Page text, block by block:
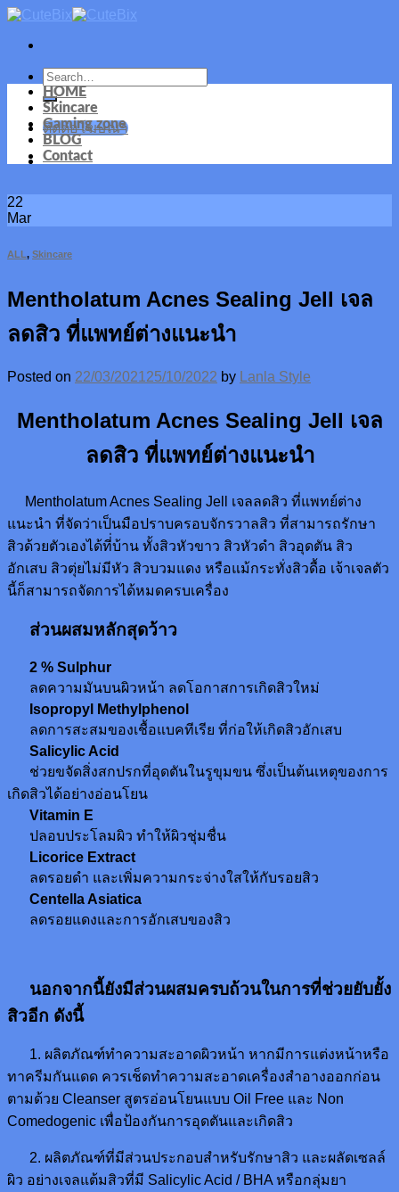
Skip
content
ติดต่อโฆษณา
HOME
Skincare
Gaming zone
BLOG
Contact
22
Mar
ALL, Skincare
Mentholatum Acnes Sealing Jell เจล
ลดสิว ที่แพทย์ต่างแนะนำ
Posted on 22/03/202125/10/2022 by Lanla Style
Mentholatum Acnes Sealing Jell เจล
ลดสิว ที่แพทย์ต่างแนะนำ
Mentholatum Acnes Sealing Jell เจลลดสิว ที่แพทย์ต่าง
แนะนำ ที่จัดว่าเป็นมือปราบครอบจักรวาลสิว ที่สามารถรักษา
สิวด้วยตัวเองได้ที่่บ้าน ทั้งสิวหัวขาว สิวหัวดำ สิวอุดตัน สิว
อักเสบ สิวตุ่ยไม่มีหัว สิวบวมแดง หรือแม้กระทั่งสิวดื้อ เจ้าเจลตัว
นี้ก็สามารถจัดการได้หมดครบเครื่อง
ส่วนผสมหลักสุดว้าว
2 % Sulphur
ลดความมันบนผิวหน้า ลดโอกาสการเกิดสิวใหม่
Isopropyl Methylphenol
ลดการสะสมของเชื้อแบคทีเรีย ที่ก่อให้เกิดสิวอักเสบ
Salicylic Acid
ช่วยขจัดสิ่งสกปรกที่อุดตันในรูขุมขน ซึ่งเป็นต้นเหตุของการ
เกิดสิวได้อย่างอ่อนโยน
Vitamin E
ปลอบประโลมผิว ทำให้ผิวชุ่มชื่น
Licorice Extract
ลดรอยดำ และเพิ่มความกระจ่างใสให้กับรอยสิว
Centella Asiatica
ลดรอยแดงและการอักเสบของสิว
นอกจากนี้ยังมีส่วนผสมครบถ้วนในการที่ช่วยยับยั้ง
สิวอีก ดังนี้
1. ผลิตภัณฑ์ทำความสะอาดผิวหน้า หากมีการแต่งหน้าหรือ
ทาครีมกันแดด ควรเช็ดทำความสะอาดเครื่องสำอางออกก่อน
ตามด้วย Cleanser สูตรอ่อนโยนแบบ Oil Free และ Non
Comedogenic เพื่อป้องกันการอุดตันและเกิดสิว
2. ผลิตภัณฑ์ที่มีส่วนประกอบสำหรับรักษาสิว และผลัดเซลล์
ผิว อย่างเจลแต้มสิวที่มี Salicylic Acid / BHA หรือกลุ่มยา